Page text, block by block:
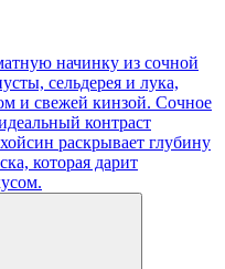
начинку из сочной
сельдерея и лука,
и свежей кинзой. Сочное
контраст
раскрывает глубину
которая дарит